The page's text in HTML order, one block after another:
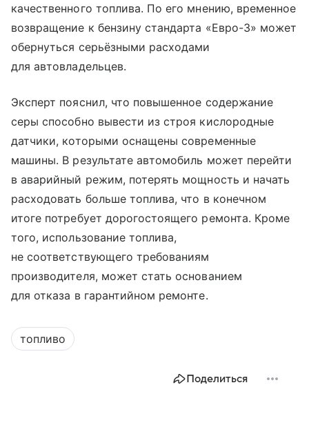
качественного топлива. По его мнению, временное
возвращение к бензину стандарта «Евро-3» может
обернуться серьёзными расходами
для автовладельцев.
Эксперт пояснил, что повышенное содержание
серы способно вывести из строя кислородные
датчики, которыми оснащены современные
машины. В результате автомобиль может перейти
в аварийный режим, потерять мощность и начать
расходовать больше топлива, что в конечном
итоге потребует дорогостоящего ремонта. Кроме
того, использование топлива,
не соответствующего требованиям
производителя, может стать основанием
для отказа в гарантийном ремонте.
топливо
Поделиться